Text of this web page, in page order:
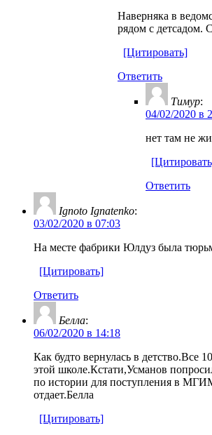
Наверняка в
рядом с детсадом.
[Цитировать]
Ответить
Тимур:
04/02/2020 в
нет там не
Ответить
Ignoto Ignatenko:
03/02/2020 в 07:03
На месте фабрики Юлдуз была
[Цитировать]
Ответить
Белла:
06/02/2020 в 14:18
Как будто вернулась в детство.Все
этой школе.Кстати,Усманов
по истории для поступления в
отдает.Белла
[Цитировать]